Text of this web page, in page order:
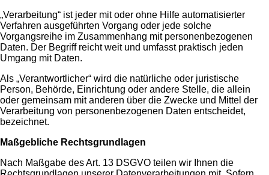
„Verarbeitung“ ist jeder mit oder ohne Hilfe automatisierter
Verfahren ausgeführten Vorgang oder jede solche
Vorgangsreihe im Zusammenhang mit personenbezogenen
Daten. Der Begriff reicht weit und umfasst praktisch jeden
Umgang mit Daten.
Als „Verantwortlicher“ wird die natürliche oder juristische
Person, Behörde, Einrichtung oder andere Stelle, die allein
oder gemeinsam mit anderen über die Zwecke und Mittel der
Verarbeitung von personenbezogenen Daten entscheidet,
bezeichnet.
Maßgebliche Rechtsgrundlagen
Nach Maßgabe des Art. 13 DSGVO teilen wir Ihnen die